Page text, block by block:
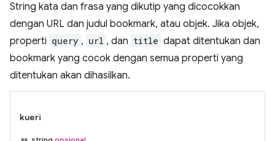
String kata dan frasa yang dikutip yang dicocokkan
dengan URL dan judul bookmark, atau objek. Jika objek,
properti query , url , dan title dapat ditentukan dan
bookmark yang cocok dengan semua properti yang
ditentukan akan dihasilkan.
kueri